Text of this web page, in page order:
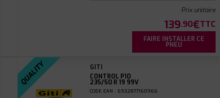
Prix unitaire
139.90€TTC
FAIRE INSTALLER CE
PNEU
QUALITY
GITI
CONTROL P10
235/50 R 19 99V
CODE EAN : 6932877160966